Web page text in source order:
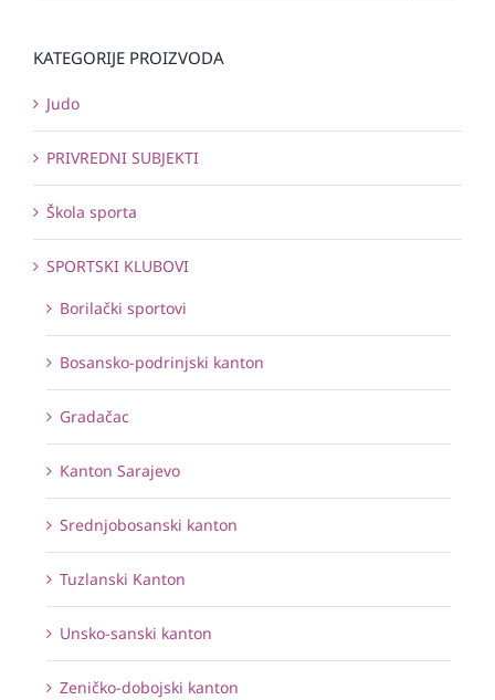
KATEGORIJE PROIZVODA
Judo
PRIVREDNI SUBJEKTI
Škola sporta
SPORTSKI KLUBOVI
Borilački sportovi
Bosansko-podrinjski kanton
Gradačac
Kanton Sarajevo
Srednjobosanski kanton
Tuzlanski Kanton
Unsko-sanski kanton
Zeničko-dobojski kanton